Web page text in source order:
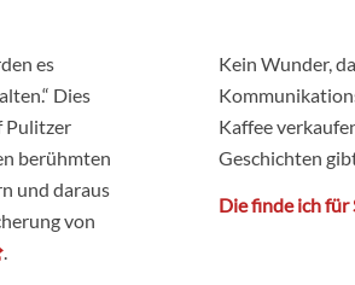
es
Dies
Pulitzer
berühmten
und daraus
von
Kein Wunder,
Kaffee
Geschichten
Die finde ich für